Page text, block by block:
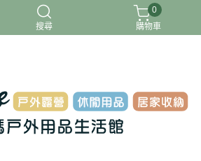
搜尋
G-PLUS INTEX
MOVELIFE
0
購物車